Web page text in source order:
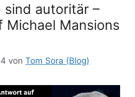
sind autoritär –
Mansions
von Tom Sora (Blog)